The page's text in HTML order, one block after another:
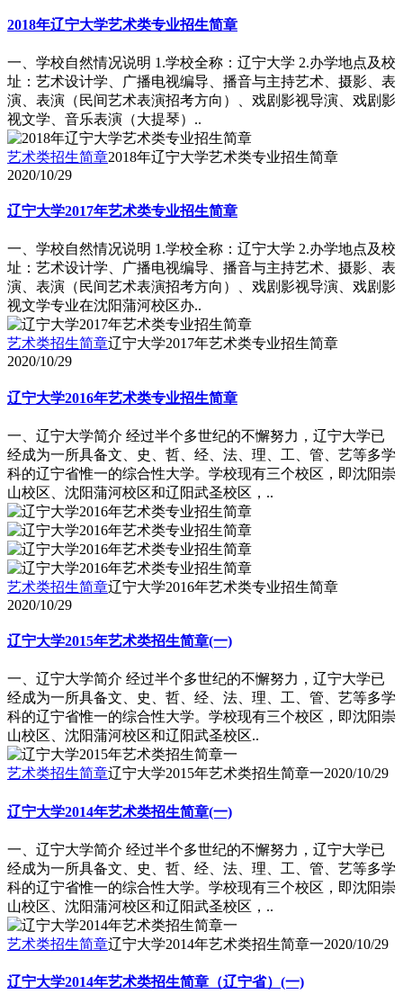
2018年辽宁大学艺术类专业招生简章
一、学校自然情况说明 1.学校全称：辽宁大学 2.办学地点及校
址：艺术设计学、广播电视编导、播音与主持艺术、摄影、表
演、表演（民间艺术表演招考方向）、戏剧影视导演、戏剧影
视文学、音乐表演（大提琴）..
艺术类招生简章2018年辽宁大学艺术类专业招生简章
2020/10/29
辽宁大学2017年艺术类专业招生简章
一、学校自然情况说明 1.学校全称：辽宁大学 2.办学地点及校
址：艺术设计学、广播电视编导、播音与主持艺术、摄影、表
演、表演（民间艺术表演招考方向）、戏剧影视导演、戏剧影
视文学专业在沈阳蒲河校区办..
艺术类招生简章辽宁大学2017年艺术类专业招生简章
2020/10/29
辽宁大学2016年艺术类专业招生简章
一、辽宁大学简介 经过半个多世纪的不懈努力，辽宁大学已
经成为一所具备文、史、哲、经、法、理、工、管、艺等多学
科的辽宁省惟一的综合性大学。学校现有三个校区，即沈阳崇
山校区、沈阳蒲河校区和辽阳武圣校区，..
艺术类招生简章辽宁大学2016年艺术类专业招生简章
2020/10/29
辽宁大学2015年艺术类招生简章(一)
一、辽宁大学简介 经过半个多世纪的不懈努力，辽宁大学已
经成为一所具备文、史、哲、经、法、理、工、管、艺等多学
科的辽宁省惟一的综合性大学。学校现有三个校区，即沈阳崇
山校区、沈阳蒲河校区和辽阳武圣校区..
艺术类招生简章辽宁大学2015年艺术类招生简章一2020/10/29
辽宁大学2014年艺术类招生简章(一)
一、辽宁大学简介 经过半个多世纪的不懈努力，辽宁大学已
经成为一所具备文、史、哲、经、法、理、工、管、艺等多学
科的辽宁省惟一的综合性大学。学校现有三个校区，即沈阳崇
山校区、沈阳蒲河校区和辽阳武圣校区，..
艺术类招生简章辽宁大学2014年艺术类招生简章一2020/10/29
辽宁大学2014年艺术类招生简章（辽宁省）(一)